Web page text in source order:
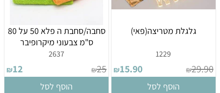
גלגלת מטריצה(פאי)
1229
₪29.90
₪15.90
הוסף לסל
סחבה/סחבת ה פלא 50 על 80
ס"מ צבעוני מיקרופיבר
2637
₪25
₪12
הוסף לסל